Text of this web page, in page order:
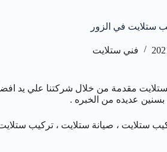
فني ستلايت
مقدمة من خلال شركتنا علي يد
عديده من الخبره .
ستلايت ، صيانة ستلايت ، تركيب